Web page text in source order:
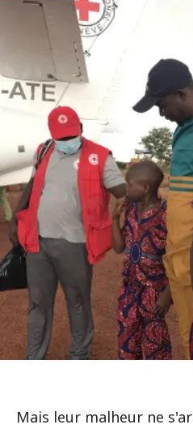
Mais leur malheur ne